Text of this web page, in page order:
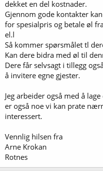
dekket en del kostnader.
Gjennom gode kontakter
for spesialpris og betale øl
el.l
Så kommer spørsmålet tl
Kan dere bidra med øl til
Dere får selvsagt i tillegg
å invitere egne gjester.
Jeg arbeider også med å
er også noe vi kan prate
interessert.
Vennlig hilsen fra
Arne Krokan
Rotnes